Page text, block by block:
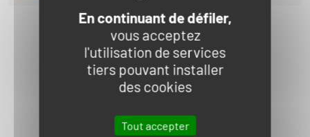
En continuant de défiler,
vous acceptez
l'utilisation de services
tiers pouvant installer
des cookies
Tout accepter